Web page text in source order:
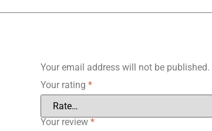
Your email address will not be published.
Your rating*
Your review*